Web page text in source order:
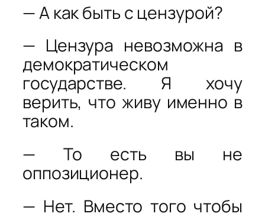
— А как быть с цензурой?
— Цензура невозможна в
демократическом
государстве. Я хочу
верить, что живу именно в
таком.
— То есть вы не
оппозиционер.
— Нет. Вместо того чтобы